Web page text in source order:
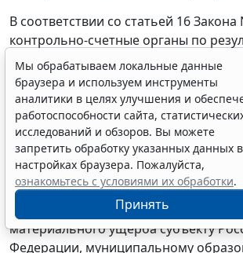
В соответствии со статьей 16Закона
контрольно-счетные органы по
проведения контрольных
вносить в органы государственной
государственные органы субъекта
Федерации, органы местного
муниципальные органы,
организации и их должностным лицам
представления для их
по устранению выявленных
недостатков, предотвращению
материального ущерба субъекту
Федерации, муниципальному
Мы обрабатываем локальные данные
браузера и используем инструменты
аналитики в целях улучшения и
работоспособности сайта,
исследований и обзоров. Вы можете
запретить обработку указанных данных в
настройках браузера. Пожалуйста,
ознакомьтесь с условиями их обработки.
Принять